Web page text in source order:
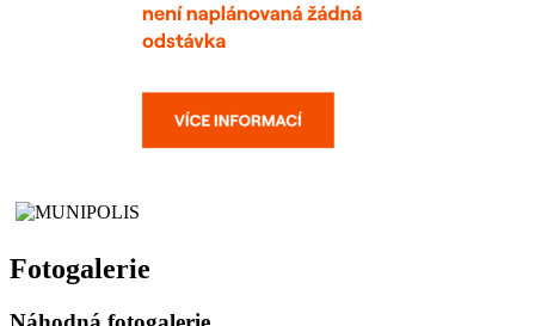
Fotogalerie